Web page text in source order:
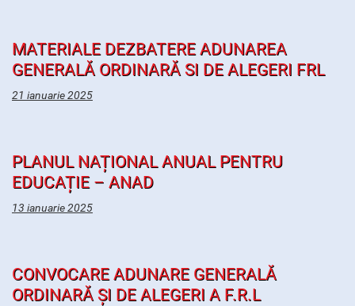
MATERIALE DEZBATERE ADUNAREA
GENERALĂ ORDINARĂ SI DE ALEGERI FRL
21 ianuarie 2025
PLANUL NAȚIONAL ANUAL PENTRU
EDUCAȚIE – ANAD
13 ianuarie 2025
CONVOCARE ADUNARE GENERALĂ
ORDINARĂ ȘI DE ALEGERI A F.R.L